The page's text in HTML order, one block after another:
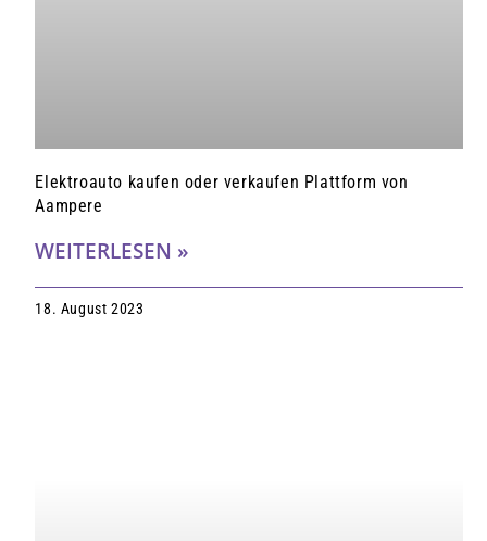
Elektroauto kaufen oder verkaufen Plattform von
Aampere
WEITERLESEN »
18. August 2023